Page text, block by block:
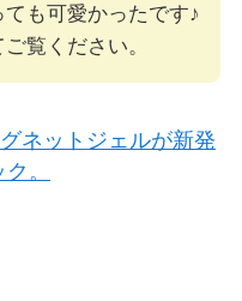
も可愛かったです♪
覧ください。
ネットジェルが新発
。